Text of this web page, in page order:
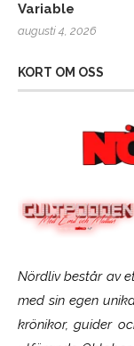
Variable
augusti 4, 2026
KORT OM OSS
Nördliv består av
med sin egen
krönikor, guider